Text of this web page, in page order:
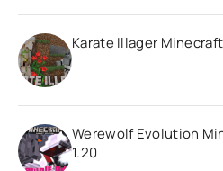
Karate Illager
Werewolf Evolution
1.20